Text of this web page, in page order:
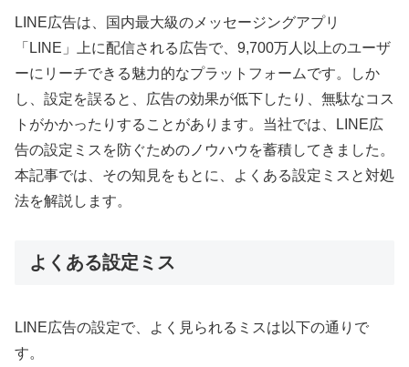
LINE広告は、国内最大級のメッセージングアプリ
「LINE」上に配信される広告で、9,700万人以上のユーザ
ーにリーチできる魅力的なプラットフォームです。しか
し、設定を誤ると、広告の効果が低下したり、無駄なコス
トがかかったりすることがあります。当社では、LINE広
告の設定ミスを防ぐためのノウハウを蓄積してきました。
本記事では、その知見をもとに、よくある設定ミスと対処
法を解説します。
よくある設定ミス
LINE広告の設定で、よく見られるミスは以下の通りで
す。